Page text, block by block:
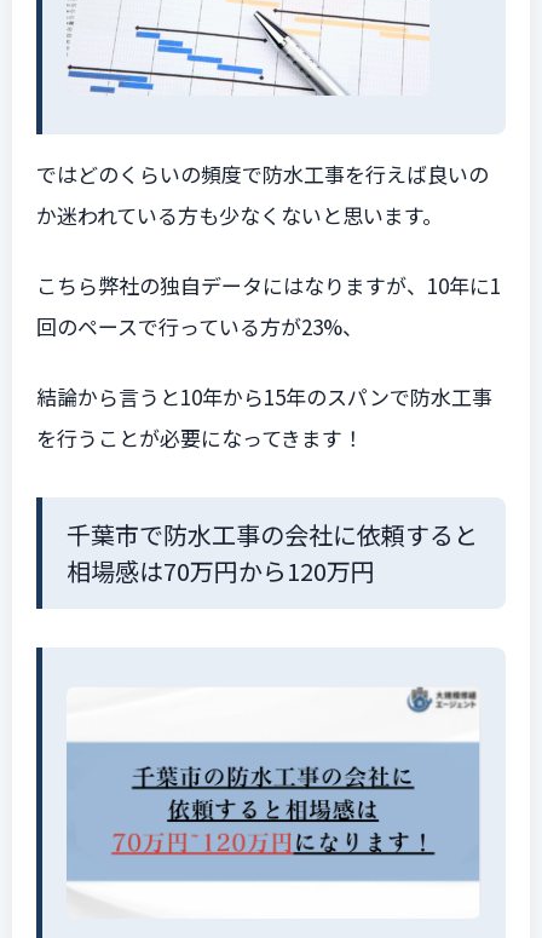
ではどのくらいの頻度で防水工事を行えば良いの
か迷われている方も少なくないと思います。
こちら弊社の独自データにはなりますが、10年に1
回のペースで行っている方が23%、
結論から言うと10年から15年のスパンで防水工事
を行うことが必要になってきます！
千葉市で防水工事の会社に依頼すると
相場感は70万円から120万円